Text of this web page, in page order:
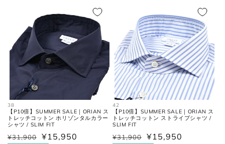
38
【P10倍】SUMMER SALE｜ORIAN ス
トレッチコットン ホリゾンタルカラー
シャツ / SLIM FIT
通
¥31,900
セ
¥15,950
42
【P10倍】SUMMER SALE｜ORIAN ス
トレッチコットン ストライプシャツ /
SLIM FIT
通
¥31,900
セ
¥15,950